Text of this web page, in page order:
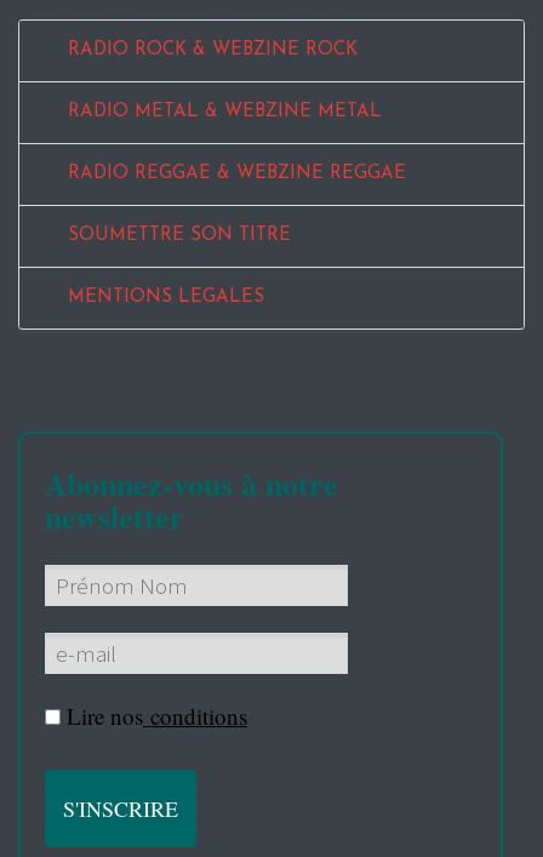
RADIO ROCK & WEBZINE ROCK
RADIO METAL & WEBZINE METAL
RADIO REGGAE & WEBZINE REGGAE
SOUMETTRE SON TITRE
MENTIONS LEGALES
Abonnez-vous à notre
newsletter
Lire nos conditions